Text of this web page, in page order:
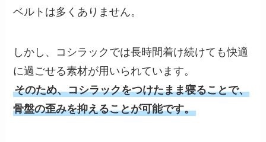
ベルトは多くありません。
しかし、コシラックでは長時間着け続けても快適
に過ごせる素材が用いられています。
そのため、コシラックをつけたまま寝ることで、
骨盤の歪みを抑えることが可能です。